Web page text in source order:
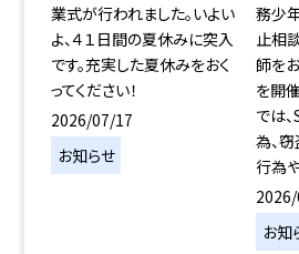
業式が行われました。いよい
よ、４１日間の夏休みに突入
です。充実した夏休みをおく
ってください！
2026/07/17
お知らせ
務少
止相
師を
を開
では
為、
行為
お知